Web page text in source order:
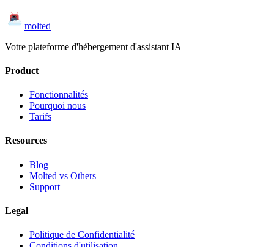
molted
Votre plateforme d'hébergement d'assistant IA
Product
Fonctionnalités
Pourquoi nous
Tarifs
Resources
Blog
Molted vs Others
Support
Legal
Politique de Confidentialité